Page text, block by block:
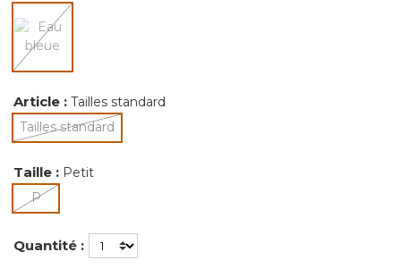
Article : Tailles standard
Tailles standard
sélectionné
Taille : Petit
Psélectionné
Quantité :